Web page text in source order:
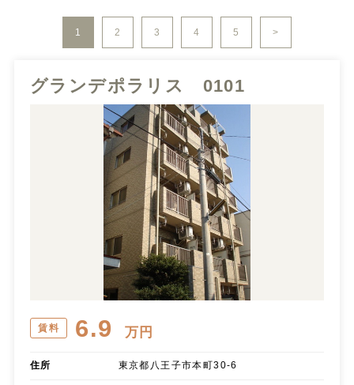
1 2 3 4 5 >
グランデポラリス 0101
賃料 6.9 万円
住所 東京都八王子市本町30-6